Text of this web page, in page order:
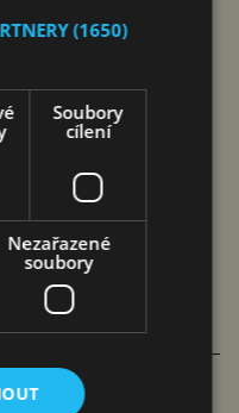
(1650)
Soubory
cílení
Nezařazené
soubory